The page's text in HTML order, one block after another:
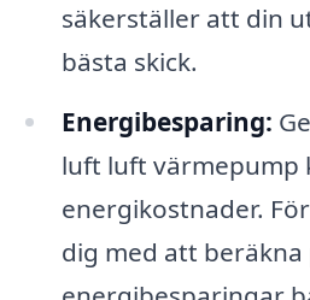
säkerställer att din
bästa skick.
Energibesparing:
luft luft värmepump
energikostnader.
dig med att